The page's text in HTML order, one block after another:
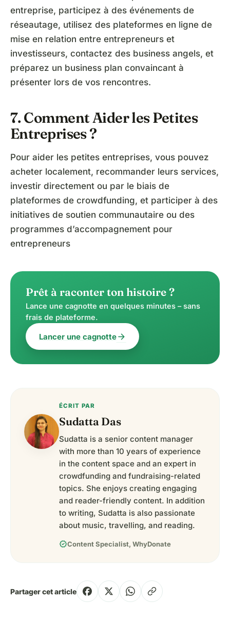
entreprise, participez à des événements de
réseautage, utilisez des plateformes en ligne de
mise en relation entre entrepreneurs et
investisseurs, contactez des business angels, et
préparez un business plan convaincant à
présenter lors de vos rencontres.
7. Comment Aider les Petites
Entreprises ?
Pour aider les petites entreprises, vous pouvez
acheter localement, recommander leurs services,
investir directement ou par le biais de
plateformes de crowdfunding, et participer à des
initiatives de soutien communautaire ou des
programmes d’accompagnement pour
entrepreneurs
Prêt à raconter ton histoire ?
Lance une cagnotte en quelques minutes – sans
frais de plateforme.
Lancer une cagnottearrow_forward
ÉCRIT PAR
Sudatta Das
Sudatta is a senior content manager
with more than 10 years of experience
in the content space and an expert in
crowdfunding and fundraising-related
topics. She enjoys creating engaging
and reader-friendly content. In addition
to writing, Sudatta is also passionate
about music, travelling, and reading.
verifiedContent Specialist, WhyDonate
Partager cet article